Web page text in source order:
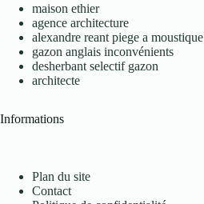
maison ethier
agence architecture
alexandre reant piege a moustique
gazon anglais inconvénients
desherbant selectif gazon
architecte
Informations
Plan du site
Contact